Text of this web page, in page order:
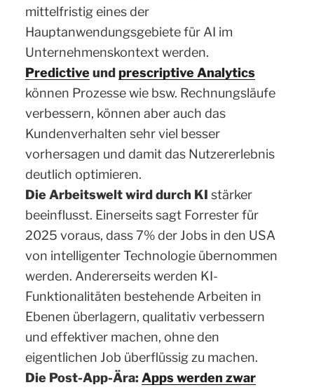
mittelfristig eines der
Hauptanwendungsgebiete für AI im
Unternehmenskontext werden.
Predictiveundprescriptive Analytics
können Prozesse wie bsw. Rechnungsläufe
verbessern, können aber auch das
Kundenverhalten sehr viel besser
vorhersagen und damit das Nutzererlebnis
deutlich optimieren.
Die Arbeitswelt wird durch KI stärker
beeinflusst. Einerseits sagt Forrester für
2025 voraus, dass 7% der Jobs in den USA
von intelligenter Technologie übernommen
werden. Andererseits werden KI-
Funktionalitäten bestehende Arbeiten in
Ebenen überlagern, qualitativ verbessern
und effektiver machen, ohne den
eigentlichen Job überflüssig zu machen.
Die Post-App-Ära: Apps werden zwar